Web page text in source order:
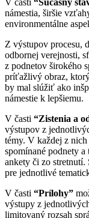
námestia, širšie
environmentálne
Z výstupov procesu,
odbornej verejnosti,
z podnetov širokého
príťažlivý obraz,
by mal slúžiť ako
námestie k lepšiemu.
V časti “Zistenia a
výstupov z
témy. V každej z nich
spomínané podnety
ankety či zo stretnutí.
pre jednotlivé
V časti “Prílohy”
výstupy z
limitovaný rozsah